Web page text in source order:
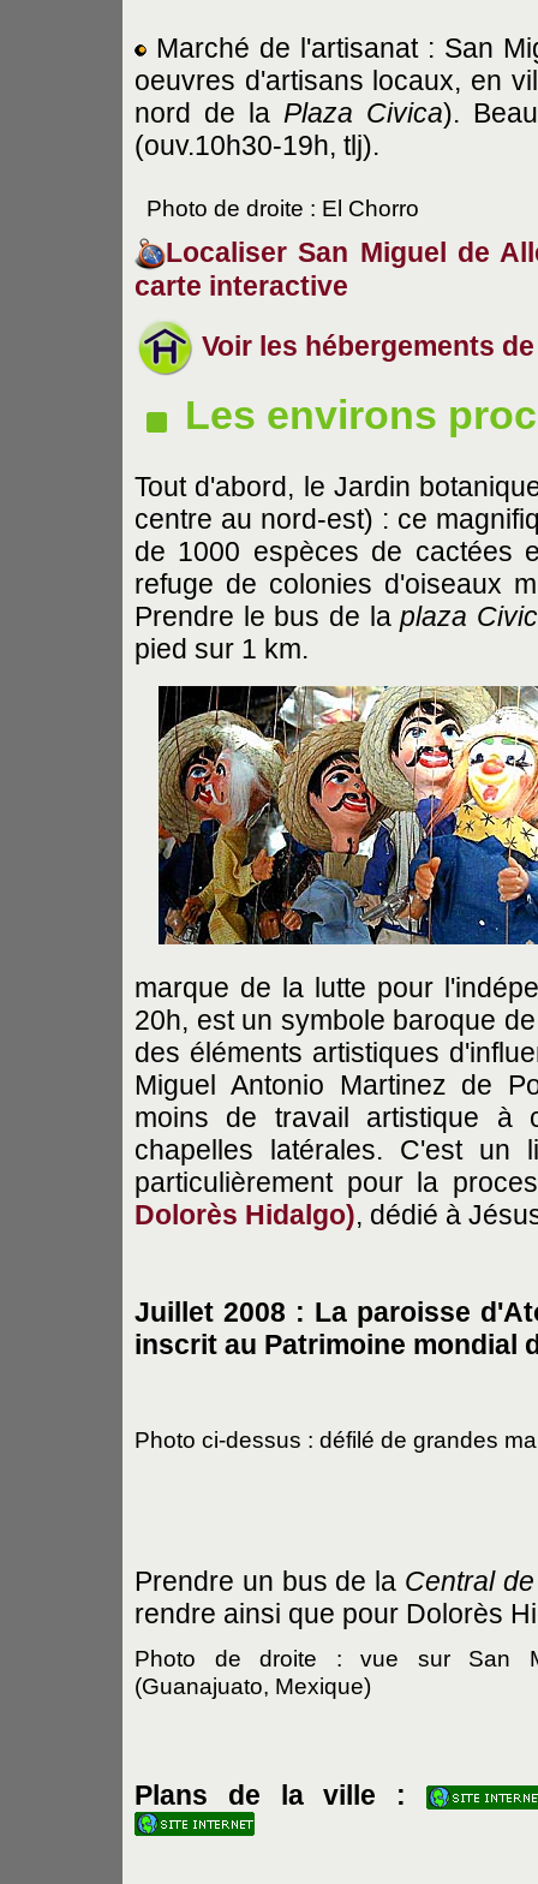
Marché de l'artisanat : San
oeuvres d'artisans locaux, en
nord de la Plaza Civica).
(ouv.10h30-19h, tlj).
Photo de droite : El Chorro
Localiser San Miguel de
carte interactive
Voir les hébergements
Les environs
Tout d'abord, le Jardin
centre au nord-est) : ce
de 1000 espèces de cactées
refuge de colonies d'oiseaux
Prendre le bus de laplaza
pied sur 1 km.
marque de la lutte pour
20h, est un symbole baroque
des éléments artistiques
Miguel Antonio Martinez de
moins de travail artistique à
chapelles latérales. C'est
particulièrement pour la
Dolorès Hidalgo), dédié à
Juillet 2008 : La paroisse
inscrit au Patrimoine mondial
Photo ci-dessus : défilé de grandes
Prendre un bus de la Central
rendre ainsi que pour Dolorès
Photo de droite : vue sur San
(Guanajuato, Mexique)
Plans de la ville :